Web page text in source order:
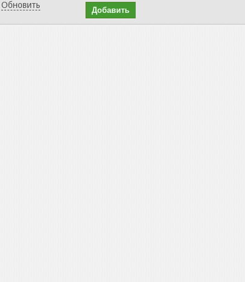
Обновить